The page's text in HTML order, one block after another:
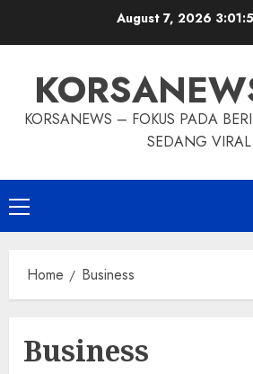
August 7, 2026
KORSANEWS – FOKUS PADA
SEDANG VIRAL.
Primary
Menu
Home Business
Business